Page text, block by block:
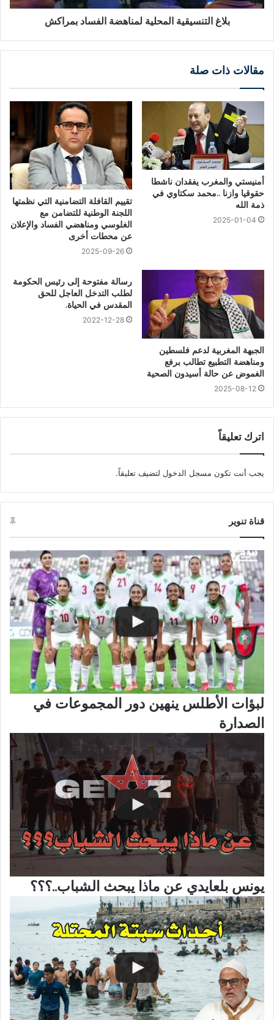
بلاغ التنسيقية المحلية لمناهضة الفساد بمراكش
مقالات ذات صلة
أمنيستي والمغرب يفقدان ناشطا
حقوقيا وازنا ..محمد سكتاوي في
ذمة الله
2025-01-04
تقييم القافلة التضامنية التي نظمتها
اللجنة الوطنية للتضامن مع
الغلوسي ومناهضي الفساد والإعلان
عن محطات أخرى
2025-09-26
الجبهة المغربية لدعم فلسطين
ومناهضة التطبيع تطالب برفع
الغموض عن حالة أسيدون الصحية
2025-08-12
رسالة مفتوحة إلى رئيس الحكومة
لطلب التدخل العاجل للحق
المقدس في الحياة.
2022-12-28
اترك تعليقاً
يجب أنت تكون مسجل الدخول لتضيف تعليقاً.
قناة تنوير
لبؤات الأطلس ينهين دور المجموعات في
الصدارة
يونس بلعايدي عن ماذا يبحث الشباب..؟؟؟